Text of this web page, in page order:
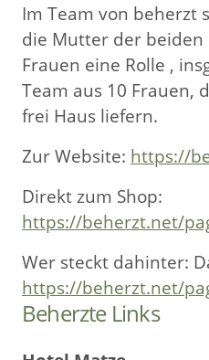
Im Team von beherzt
die Mutter der
Frauen eine Rolle ,
Team aus 10 Frauen,
frei Haus liefern.
Zur Website: https://
Direkt zum Shop:
https://beherzt.net/
Wer steckt dahinter:
https://beherzt.net/
Beherzte Links